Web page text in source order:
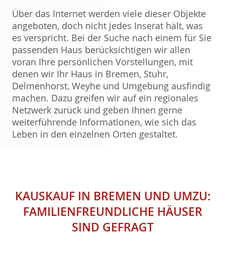
Über das Internet werden viele dieser Objekte
angeboten, doch nicht jedes Inserat hält, was
es verspricht. Bei der Suche nach einem für Sie
passenden Haus berücksichtigen wir allen
voran Ihre persönlichen Vorstellungen, mit
denen wir Ihr Haus in Bremen, Stuhr,
Delmenhorst, Weyhe und Umgebung ausfindig
machen. Dazu greifen wir auf ein regionales
Netzwerk zurück und geben Ihnen gerne
weiterführende Informationen, wie sich das
Leben in den einzelnen Orten gestaltet.
KAUSKAUF IN BREMEN UND UMZU:
FAMILIENFREUNDLICHE HÄUSER
SIND GEFRAGT